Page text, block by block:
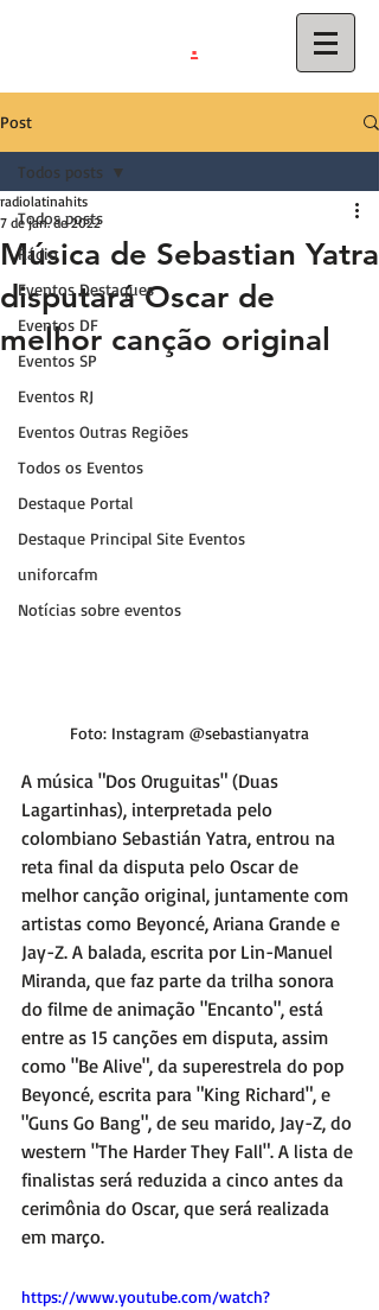
.
Post
Todos posts
Rádio
Eventos Destaques
Eventos DF
Eventos SP
Eventos RJ
Eventos Outras Regiões
Todos os Eventos
Destaque Portal
Destaque Principal Site Eventos
uniforcafm
Notícias sobre eventos
Todos posts
Música de Sebastian Yatra
disputará Oscar de
melhor canção original
radiolatinahits
7 de jan. de 2022
Foto: Instagram @sebastianyatra
A música "Dos Oruguitas" (Duas
Lagartinhas), interpretada pelo
colombiano Sebastián Yatra, entrou na
reta final da disputa pelo Oscar de
melhor canção original, juntamente com
artistas como Beyoncé, Ariana Grande e
Jay-Z. A balada, escrita por Lin-Manuel
Miranda, que faz parte da trilha sonora
do filme de animação "Encanto", está
entre as 15 canções em disputa, assim
como "Be Alive", da superestrela do pop
Beyoncé, escrita para "King Richard", e
"Guns Go Bang", de seu marido, Jay-Z, do
western "The Harder They Fall". A lista de
finalistas será reduzida a cinco antes da
cerimônia do Oscar, que será realizada
em março.
https://www.youtube.com/watch?